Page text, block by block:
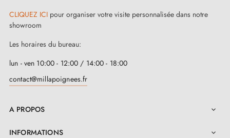
CLIQUEZ ICI pour organiser votre visite personnalisée dans notre
showroom
Les horaires du bureau:
lun - ven 10:00 - 12:00 / 14:00 - 18:00
contact@millapoignees.fr
A PROPOS 
INFORMATIONS 